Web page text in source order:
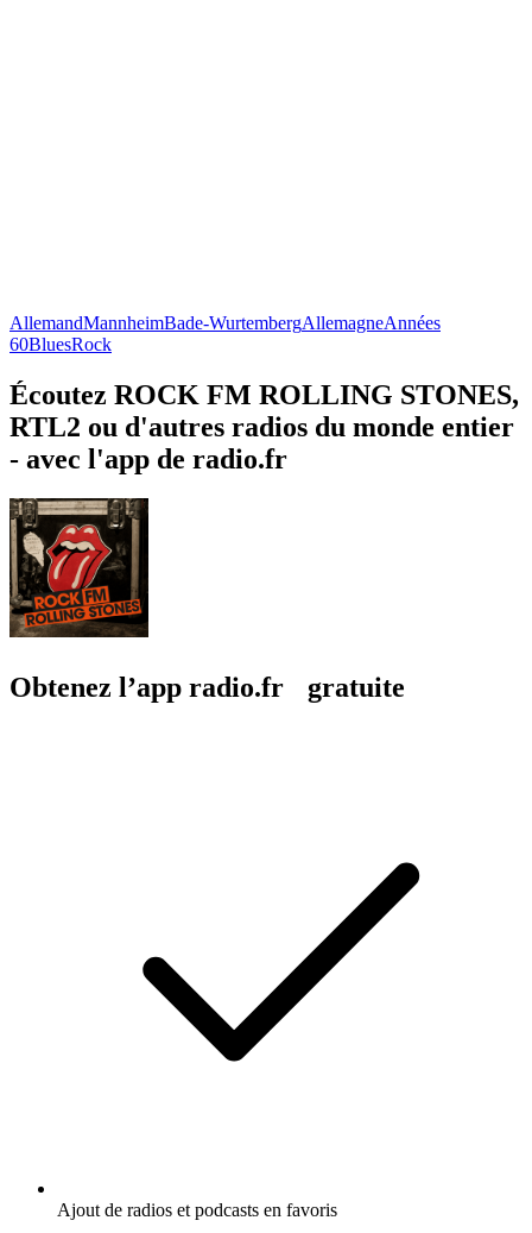
AllemandMannheimBade-WurtembergAllemagneAnnées
60BluesRock
Écoutez ROCK FM ROLLING STONES,
RTL2 ou d'autres radios du monde entier
- avec l'app de radio.fr
Obtenez l’app radio.fr gratuite
Ajout de radios et podcasts en favoris